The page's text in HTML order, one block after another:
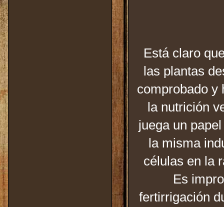
Está claro
las plantas
comprobado y
la nutrición
juega un
la misma
células en la
Es
fertirrigación